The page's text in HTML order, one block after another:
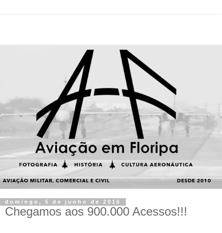
domingo, 5 de junho de 2016
Chegamos aos 900.000 Acessos!!!